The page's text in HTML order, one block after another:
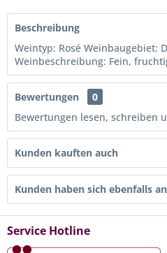
Beschreibung
Weintyp: Rosé Weinbaugebiet:
Weinbeschreibung: Fein,
Bewertungen
0
Bewertungen lesen, schreiben
Kunden kauften auch
Kunden haben sich ebenfalls
Service Hotline